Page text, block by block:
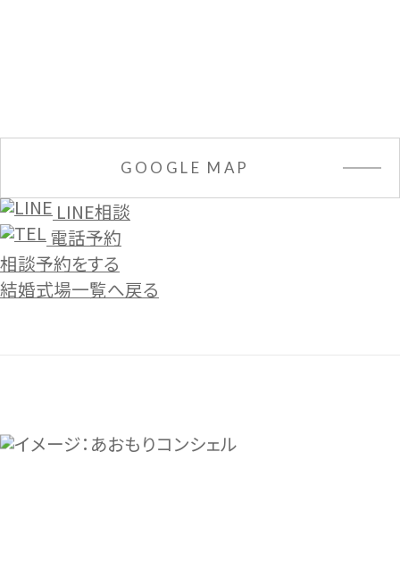
GOOGLE MAP
LINE相談
電話予約
相談予約をする
結婚式場一覧へ戻る